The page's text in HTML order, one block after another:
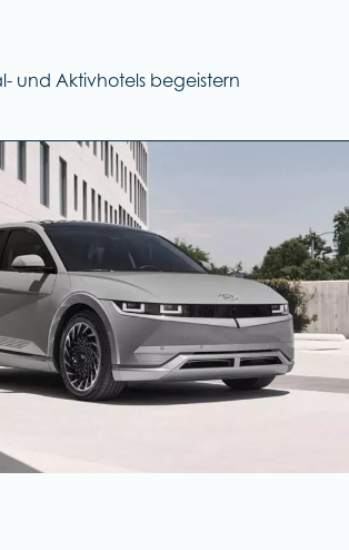
und Aktivhotels begeistern